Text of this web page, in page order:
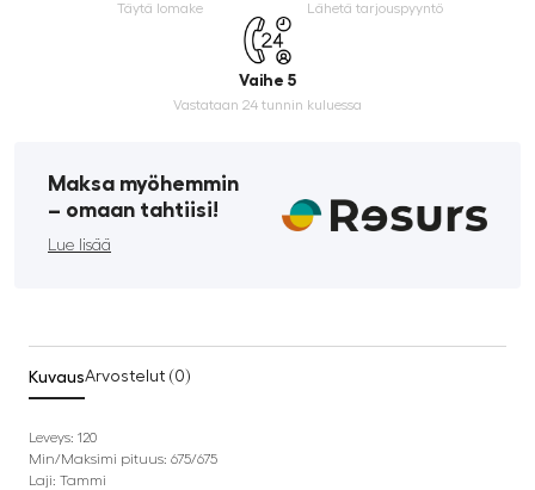
Täytä lomake Lähetä tarjouspyyntö
Vaihe 5
Vastataan 24 tunnin kuluessa
Maksa myöhemmin
­– omaan tahtiisi!
Lue lisää
KuvausArvostelut (0)
Leveys: 120
Min/Maksimi pituus: 675/675
Laji: Tammi